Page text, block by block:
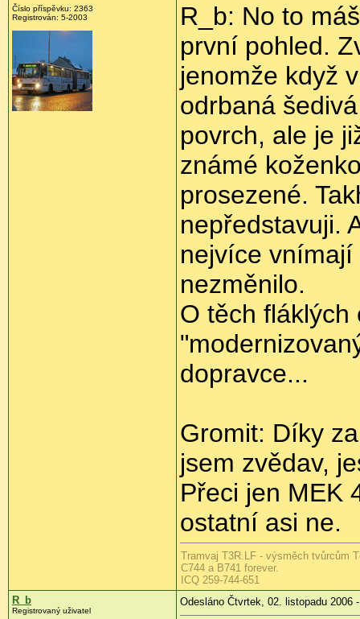
Číslo příspěvku: 2363
Registrován: 5-2003
R_b: No to
první pohled.
jenomže když
odrbaná
povrch, ale je
známé
prosezené.
nepředstavuji.
nejvíce
nezměnilo.
O těch fláklých
dopravce...
Gromit: Díky
jsem zvědav,
Přeci jen MEK
ostatní asi ne.
Tramvaj T3R.LF - výsměch tvůrcům
C744 a B741 forever.
ICQ 259-744-651
R_b
Registrovaný uživatel
Odesláno Čtvrtek, 02. listopadu 2006